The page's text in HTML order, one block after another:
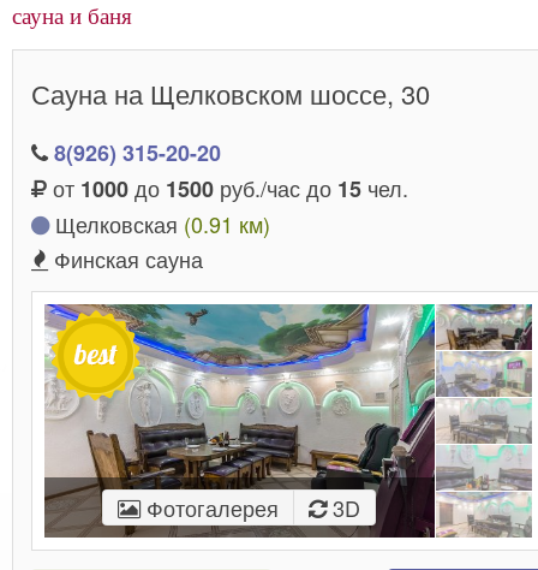
сауна и баня
Сауна на Щелковском шоссе, 30
8(926) 315-20-20
от 1000до 1500 руб./час до 15 чел.
Щелковская (0.91 км)
Финская сауна
Фотогалерея 3D